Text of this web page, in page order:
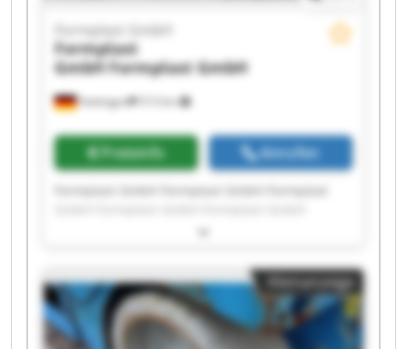
Hattingen 513 km
Formplast GmbH
Formplast
GmbH Formplast GmbH
Preisinfo Anrufen
Formplast GmbH Formplast GmbH Formplast
Formplast GmbH Formplast GmbH Formplast
GmbH Formplast GmbH Formplast GmbH
Formplast GmbH Formplast GmbH Formplast
GmbH Formplast GmbH Formplast GmbH
Kleinanzeige